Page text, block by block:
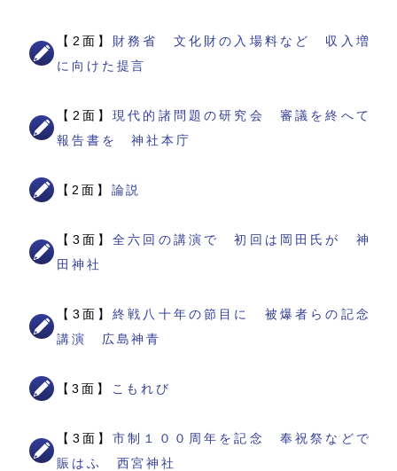
【2面】 財務省 文化財の入場料など 収入増
に向けた提言
【2面】現代的諸問題の研究会 審議を終へて
報告書を 神社本庁
【2面】 論説
【3面】全六回の講演で 初回は岡田氏が 神
田神社
【3面】終戦八十年の節目に 被爆者らの記念
講演 広島神青
【3面】 こもれび
【3面】市制１００周年を記念 奉祝祭などで
賑はふ 西宮神社